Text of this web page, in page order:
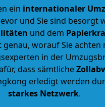
ein internationaler
und Sie sind besorgt
und dem
genau, worauf Sie achten
in der
dass sämtliche
erledigt werden
starkes Netzwerk.